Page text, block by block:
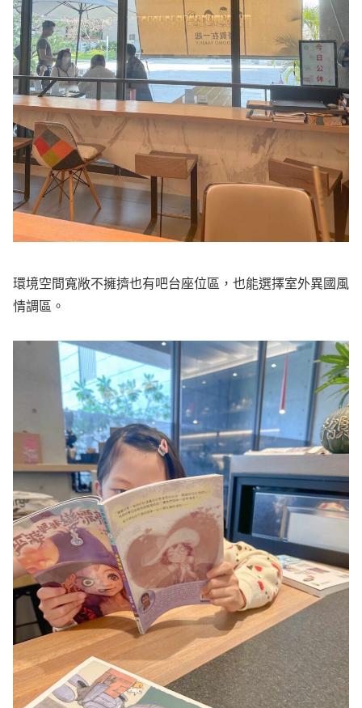
環境空間寬敞不擁擠也有吧台座位區，也能選擇室外異國風
情調區。